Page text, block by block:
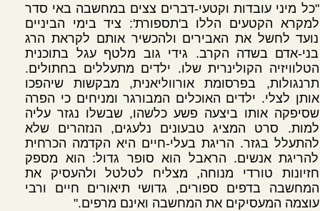
"כל מיני עובדות וקטעי-דברים צצים במחשבה באי סדר
למקרא הקטעים הללו ב'תספורת': ציד בימי הביניים
נועד לחשל את האבירים ולהכשיר אותם לקראת הרג
בני-אדם בשדה הקרב. גידי גוב מלטף עגל בתוכנית
הטלוויזיה הקולינרית שלו. ילדים מתעללים בחתולים.
תרנגולות, בפרסומת אורווליאנית, מבקשות שיהפכו
אותן לצלי. ילדים האוכלים המבורגר ומניחים כי הפרה
שסיפקה אותו ביצעה פשע כלשהו, שבשלו נגזר עליה
למות. סרט המציג טבעונים נלעגים, הנזהרים שלא
להתעלל בגזר. הריגת בעלי-חיים היא הקדמה הכרחית
להריגת אנשים. הראבל הוא סופר גדול: הוא מספק
חזיונות טורדי מנוחה, מצליח לטלטל ולהעסיק את
המחשבה בדפים ספורים, גדושי תיאורים חיים ורבי
עוצמה המעסיקים את המחשבה ואינם מרפים."